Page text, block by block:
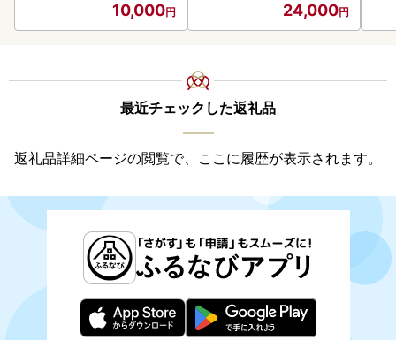
10,000 24,000
最近チェックした返礼品
返礼品詳細ページの閲覧で、ここに履歴が表示されます。